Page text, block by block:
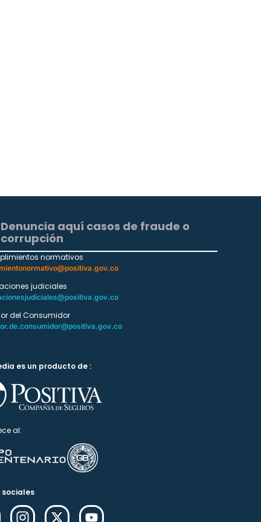
Denuncia aquí casos de fraude o
corrupción
normativos
judiciales
del Consumidor
es un producto de :
al:
sociales